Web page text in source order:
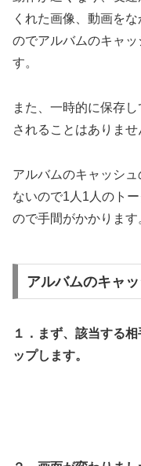
くれた画像、動画を
のでアルバムのキャ
す。
また、一時的に保存
されることはありませ
アルバムのキャッシ
ないので1人1人のト
ので手間がかかります
アルバムのキャ
１．まず、該当する
ップします。